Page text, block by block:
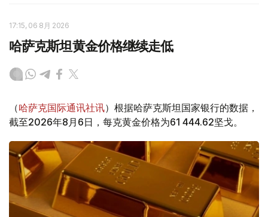
17:15, 06 8月 2026
哈萨克斯坦黄金价格继续走低
（哈萨克国际通讯社讯）根据哈萨克斯坦国家银行的数据，
截至2026年8月6日，每克黄金价格为61 444.62坚戈。